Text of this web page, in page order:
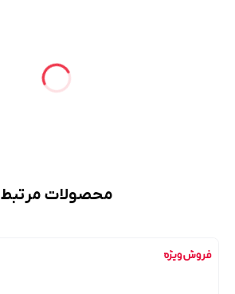
محصولات مرتبط